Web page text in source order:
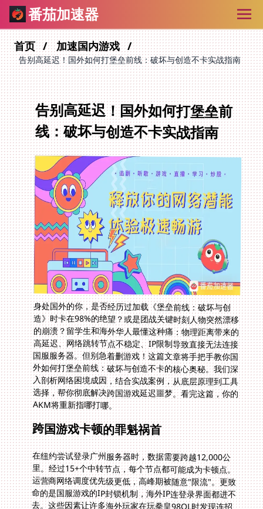
番茄加速器
首页 加速国内游戏
告别高延迟！国外如何打堡垒前线：破坏与创造不卡实战指南
告别高延迟！国外如何打堡垒前
线：破坏与创造不卡实战指南
身处国外的你，是否经历过加载《堡垒前线：破坏与创
造》时卡在98%的绝望？或是团战关键时刻人物突然漂移
的崩溃？留学生和海外华人最懂这种痛：物理距离带来的
高延迟、网络跳转节点不稳定、IP限制导致直接无法连接
国服服务器。但别急着删游戏！这篇文章将手把手教你国
外如何打堡垒前线：破坏与创造不卡的核心奥秘。我们深
入剖析网络困境成因，结合实战案例，从底层原理到工具
选择，帮你彻底解决跨国游戏延迟噩梦。看完这篇，你的
AKM将重新指哪打哪。
跨国游戏卡顿的罪魁祸首
在纽约尝试登录广州服务器时，数据需要跨越12,000公
里。经过15+个中转节点，每个节点都可能成为卡顿点。
运营商网络调度优先级更低，高峰期被随意"限流"。更致
命的是国服游戏的IP封锁机制，海外IP连登录界面都进不
去。这些因素让许多海外玩家在玩拳皇98OL时发现连招
永远慢半拍，或是面对万国觉醒攻城战突然掉线，眼睁睁